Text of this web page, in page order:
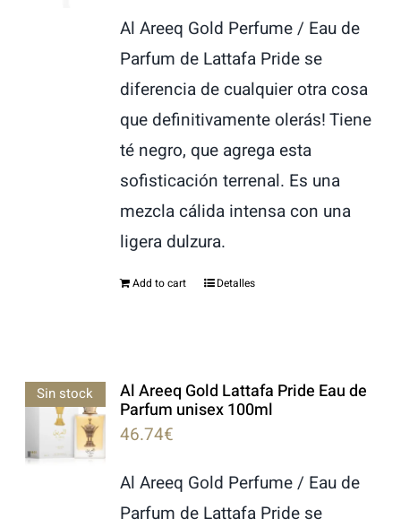
Al Areeq Gold Perfume / Eau de
Parfum de Lattafa Pride se
diferencia de cualquier otra cosa
que definitivamente olerás! Tiene
té negro, que agrega esta
sofisticación terrenal. Es una
mezcla cálida intensa con una
ligera dulzura.
Add to cart Detalles
Sin stock Al Areeq Gold Lattafa Pride Eau de
Parfum unisex 100ml
46.74€
Al Areeq Gold Perfume / Eau de
Parfum de Lattafa Pride se